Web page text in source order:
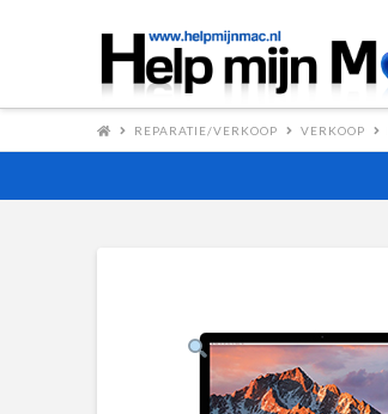
REPARATIE/VERKOOP VERKOOP